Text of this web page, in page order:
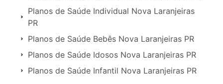
Planos de Saúde Individual Nova Laranjeiras
PR
Planos de Saúde Bebês Nova Laranjeiras PR
Planos de Saúde Idosos Nova Laranjeiras PR
Planos de Saúde Infantil Nova Laranjeiras PR